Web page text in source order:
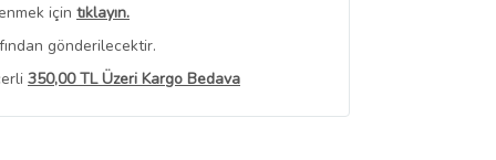
için tıklayın.
gönderilecektir.
350,00 TL Üzeri Kargo Bedava